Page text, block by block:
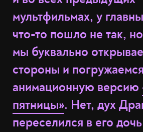
мультфильмах, у
что-то пошло не так,
мы буквально
стороны и
анимационную версию
пятницы». Нет, дух
переселился в его